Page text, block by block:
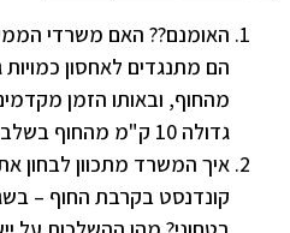
האומנם?? האם משרדי
מהחוף, ובאותו הזמן
גדולה 10 ק"מ מהחוף בשלב ב' של הפרויקט???
איך המשרד מתכוון לבחון
קונדנסט בקרבת החוף –